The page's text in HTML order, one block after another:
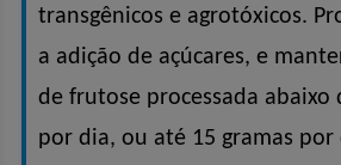
transgênicos e agrotóxicos.
a adição de açúcares, e
de frutose processada abaixo
por dia, ou até 15 gramas por